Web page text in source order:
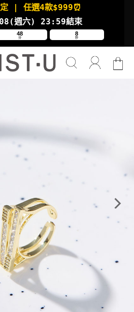
| 任選4款$999⏰
週六) 23:59結束
48
分
8
秒